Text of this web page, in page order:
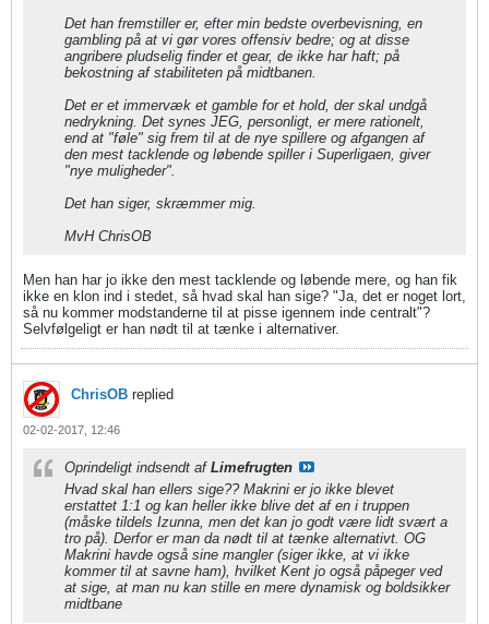
Det han fremstiller er, efter min bedste overbevisning, en
gambling på at vi gør vores offensiv bedre; og at disse
angribere pludselig finder et gear, de ikke har haft; på
bekostning af stabiliteten på midtbanen.
Det er et immervæk et gamble for et hold, der skal undgå
nedrykning. Det synes JEG, personligt, er mere rationelt,
end at "føle" sig frem til at de nye spillere og afgangen af
den mest tacklende og løbende spiller i Superligaen, giver
"nye muligheder".
Det han siger, skræmmer mig.
MvH ChrisOB
Men han har jo ikke den mest tacklende og løbende mere, og han fik
ikke en klon ind i stedet, så hvad skal han sige? "Ja, det er noget lort,
så nu kommer modstanderne til at pisse igennem inde centralt"?
Selvfølgeligt er han nødt til at tænke i alternativer.
ChrisOB replied
02-02-2017, 12:46
Oprindeligt indsendt af Limefrugten
Hvad skal han ellers sige?? Makrini er jo ikke blevet
erstattet 1:1 og kan heller ikke blive det af en i truppen
(måske tildels Izunna, men det kan jo godt være lidt svært a
tro på). Derfor er man da nødt til at tænke alternativt. OG
Makrini havde også sine mangler (siger ikke, at vi ikke
kommer til at savne ham), hvilket Kent jo også påpeger ved
at sige, at man nu kan stille en mere dynamisk og boldsikker
midtbane